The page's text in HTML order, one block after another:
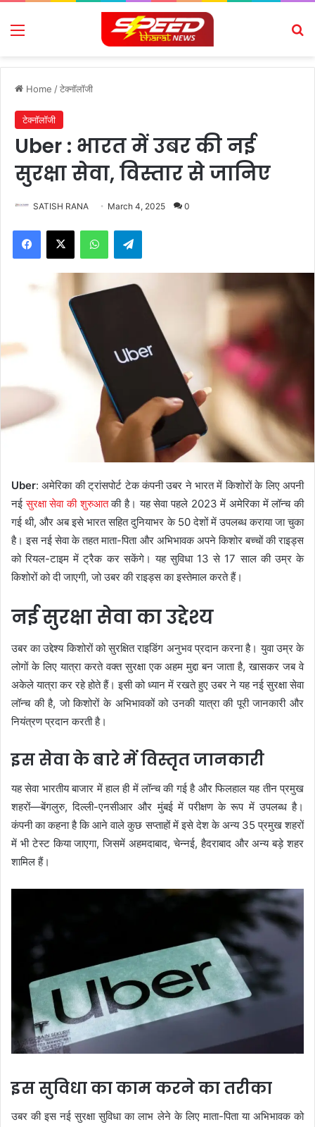
Menu
Home /टेक्नॉलॉजी
टेक्नॉलॉजी
Uber : भारत में उबर की नई
सुरक्षा सेवा, विस्तार से जानिए
SATISH RANA March 4, 2025 0
Facebook
X WhatsAppTelegram
Uber: अमेरिका की ट्रांसपोर्ट टेक कंपनी उबर ने भारत में किशोरों के लिए अपनी
नईसुरक्षा सेवा की शुरुआतकी है। यह सेवा पहले 2023 में अमेरिका में लॉन्च की
गई थी, और अब इसे भारत सहित दुनियाभर के 50 देशों में उपलब्ध कराया जा चुका
है। इस नई सेवा के तहत माता-पिता और अभिभावक अपने किशोर बच्चों की राइड्स
को रियल-टाइम में ट्रैक कर सकेंगे। यह सुविधा 13 से 17 साल की उम्र के
किशोरों को दी जाएगी, जो उबर की राइड्स का इस्तेमाल करते हैं।
नई सुरक्षा सेवा का उद्देश्य
उबर का उद्देश्य किशोरों को सुरक्षित राइडिंग अनुभव प्रदान करना है। युवा उम्र के
लोगों के लिए यात्रा करते वक्त सुरक्षा एक अहम मुद्दा बन जाता है, खासकर जब वे
अकेले यात्रा कर रहे होते हैं। इसी को ध्यान में रखते हुए उबर ने यह नई सुरक्षा सेवा
लॉन्च की है, जो किशोरों के अभिभावकों को उनकी यात्रा की पूरी जानकारी और
नियंत्रण प्रदान करती है।
इस सेवा के बारे में विस्तृत जानकारी
यह सेवा भारतीय बाजार में हाल ही में लॉन्च की गई है और फिलहाल यह तीन प्रमुख
शहरों—बेंगलुरु, दिल्ली-एनसीआर और मुंबई में परीक्षण के रूप में उपलब्ध है।
कंपनी का कहना है कि आने वाले कुछ सप्ताहों में इसे देश के अन्य 35 प्रमुख शहरों
में भी टेस्ट किया जाएगा, जिसमें अहमदाबाद, चेन्नई, हैदराबाद और अन्य बड़े शहर
शामिल हैं।
इस सुविधा का काम करने का तरीका
उबर की इस नई सुरक्षा सुविधा का लाभ लेने के लिए माता-पिता या अभिभावक को